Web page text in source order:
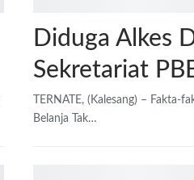
Diduga Alkes
Sekretariat
TERNATE, (Kalesang) –
Belanja Tak…